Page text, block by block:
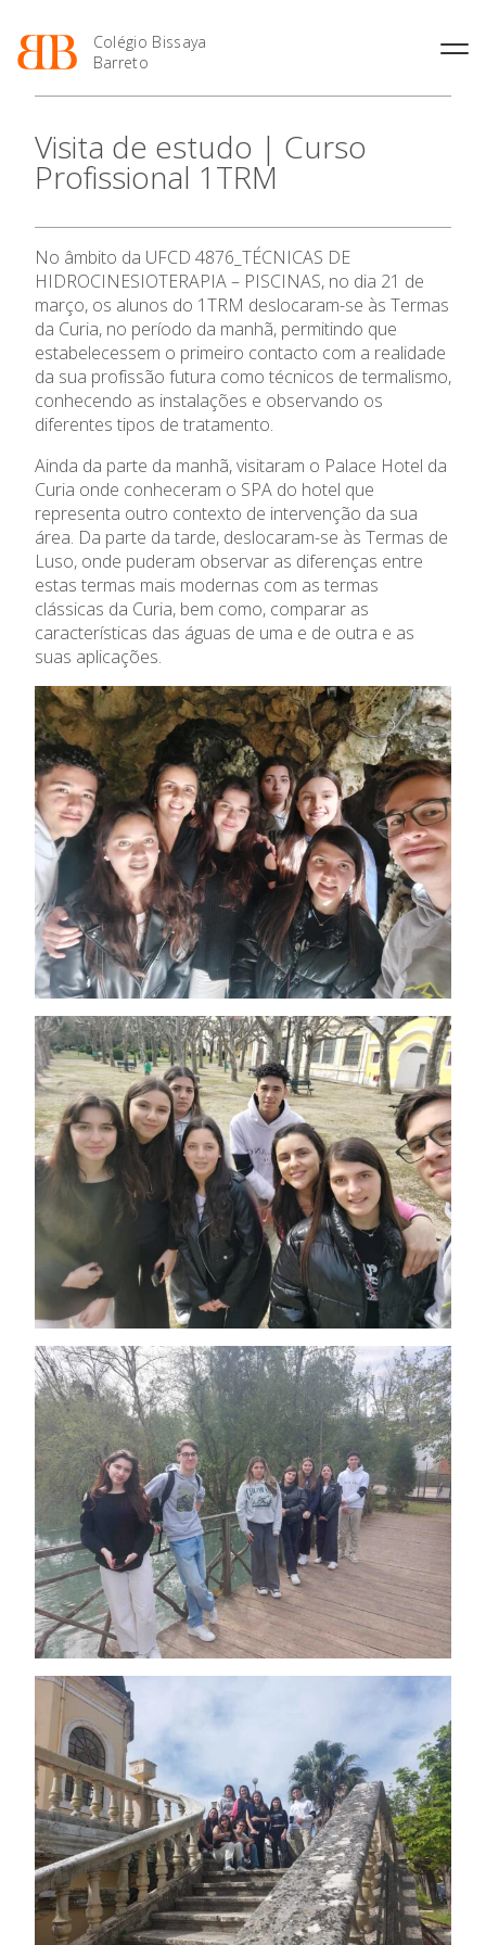
Colégio Bissaya
Barreto
O Colégio
Projeto Educativo
Organização
Colaboradores Não
Docentes
Instalações
Ofertas de emprego
Regulamentos
Jornal “O Coreto”
Privacidade
Oferta Formativa
Enriquecimento Curricular
Oferta Curricular
Sala de Estudo
Atividades de Interrupção
Letiva
Academia de Línguas
Ensino Profissional
Profissionais
Matrículas
Termalismo
Curso de Técnico/a de Apoio
à Família e à Comunidade
Ofertas de Emprego
Ano Letivo
2027
Calendários
de Educação
SIGE
Secretariado de Exames
Admissão
Informações
APEE
Notícias
Visita de estudo | Curso
Profissional 1TRM
No âmbito da UFCD 4876_TÉCNICAS DE
HIDROCINESIOTERAPIA – PISCINAS, no dia 21 de
março, os alunos do 1TRM deslocaram-se às Termas
da Curia, no período da manhã, permitindo que
estabelecessem o primeiro contacto com a realidade
da sua profissão futura como técnicos de termalismo,
conhecendo as instalações e observando os
diferentes tipos de tratamento.
Ainda da parte da manhã, visitaram o Palace Hotel da
Curia onde conheceram o SPA do hotel que
representa outro contexto de intervenção da sua
área. Da parte da tarde, deslocaram-se às Termas de
Luso, onde puderam observar as diferenças entre
estas termas mais modernas com as termas
clássicas da Curia, bem como, comparar as
características das águas de uma e de outra e as
suas aplicações.